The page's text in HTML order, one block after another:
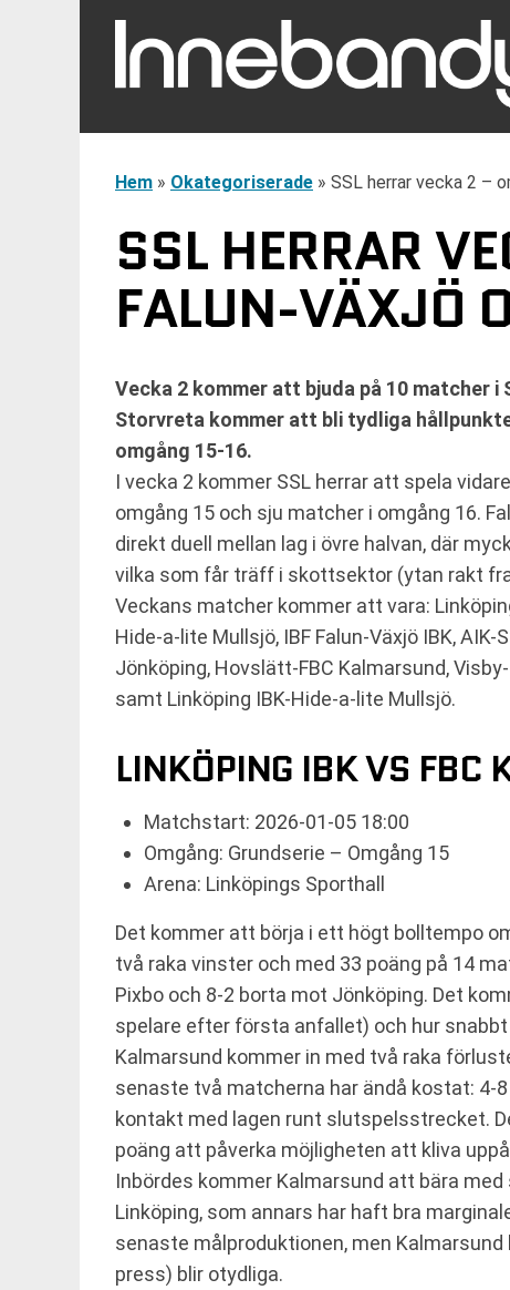
Hem » Okategoriserade » SSL herrar vecka 2 –
SSL HERRAR
FALUN-VÄXJÖ
Vecka 2 kommer att bjuda på 10 matcher i
Storvreta kommer att bli tydliga
omgång 15-16.
I vecka 2 kommer SSL herrar att spela
omgång 15 och sju matcher i omgång 16.
direkt duell mellan lag i övre halvan, där
vilka som får träff i skottsektor (ytan rakt
Veckans matcher kommer att vara:
Hide-a-lite Mullsjö, IBF Falun-Växjö IBK,
Jönköping, Hovslätt-FBC Kalmarsund,
samt Linköping IBK-Hide-a-lite Mullsjö.
LINKÖPING IBK VS FBC
Matchstart: 2026-01-05 18:00
Omgång: Grundserie – Omgång 15
Arena: Linköpings Sporthall
Det kommer att börja i ett högt bolltempo
två raka vinster och med 33 poäng på 14
Pixbo och 8-2 borta mot Jönköping. Det
spelare efter första anfallet) och hur
Kalmarsund kommer in med två raka
senaste två matcherna har ändå kostat:
kontakt med lagen runt slutspelsstrecket.
poäng att påverka möjligheten att kliva
Inbördes kommer Kalmarsund att bära
Linköping, som annars har haft bra
senaste målproduktionen, men
press) blir otydliga.